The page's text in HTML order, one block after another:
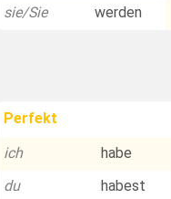
sie/Sie
werden
Perfekt
ich
habe
du
habest